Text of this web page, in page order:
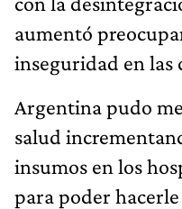
aumentó
inseguridad en las
Argentina pudo
salud
insumos en los
para poder